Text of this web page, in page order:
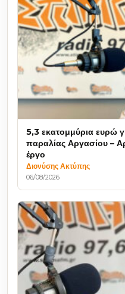
5,3 εκατομμύρια ευρώ
παραλίας Αργασίου –
έργο
Διονύσης Ακτύπης
06/08/2026